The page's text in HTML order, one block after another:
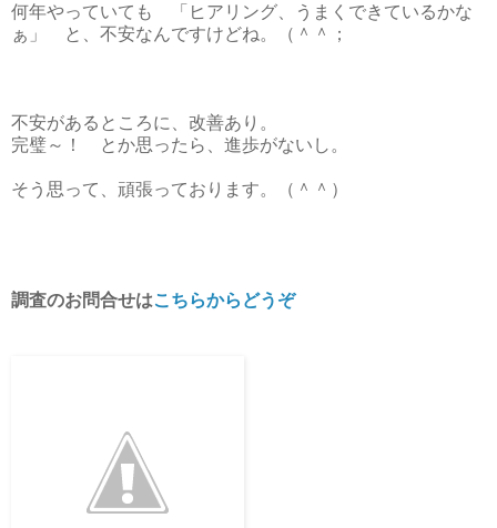
何年やっていても 「ヒアリング、うまくできているかな
ぁ」 と、不安なんですけどね。（＾＾；
不安があるところに、改善あり。
完璧～！ とか思ったら、進歩がないし。
そう思って、頑張っております。（＾＾）
調査のお問合せはこちらからどうぞ